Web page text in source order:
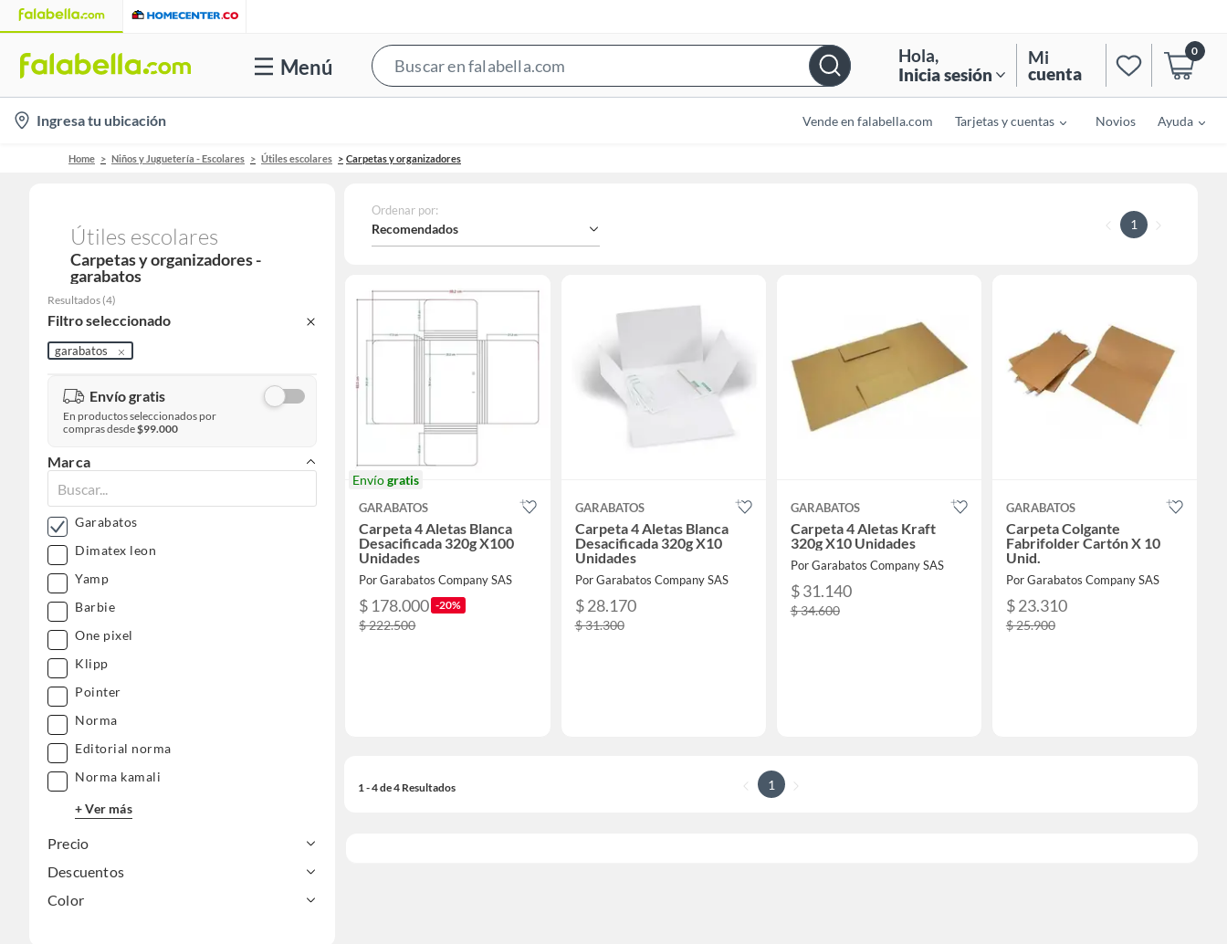
Menú
Bar
Hola,
Inicia sesión
Mi
cuenta
0
location-
icon
Ingresa tu ubicación Vende en falabella.com Tarjetas y cuentas Novios Ayuda
Home Niños y Juguetería - Escolares Útiles escolares Carpetas y organizadores
Útiles escolares
Carpetas y organizadores -
garabatos
Resultados (4)
Filtro seleccionado
garabatos
Envío gratis
En productos seleccionados por
compras desde$99.000
Marca
Garabatos
Dimatex leon
Yamp
Barbie
One pixel
Klipp
Pointer
Norma
Editorial norma
Norma kamali
+ Ver más
Precio
Descuentos
Color
Ordenar por:
Recomendados 1
Envíogratis
GARABATOS
Carpeta 4 Aletas Blanca
Desacificada 320g X100
Unidades
Por Garabatos Company SAS
$ 178.000 -20%
$ 222.500
GARABATOS
Carpeta 4 Aletas Blanca
Desacificada 320g X10
Unidades
Por Garabatos Company SAS
$ 28.170
$ 31.300
GARABATOS
Carpeta 4 Aletas Kraft
320g X10 Unidades
Por Garabatos Company SAS
$ 31.140
$ 34.600
GARABATOS
Carpeta Colgante
Fabrifolder Cartón X 10
Unid.
Por Garabatos Company SAS
$ 23.310
$ 25.900
1 - 4 de 4 Resultados 1